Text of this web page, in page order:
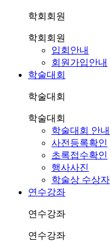
학회회원
학회회원
입회안내
회원가입안내
학술대회
학술대회
학술대회
학술대회 안내
사전등록확인
초록접수확인
행사사진
학술상 수상자
연수강좌
연수강좌
연수강좌